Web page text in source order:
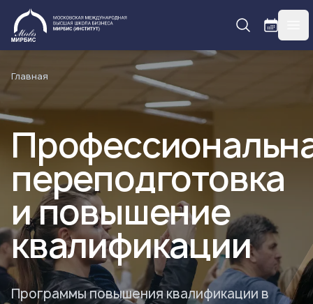
МИРБИС
Главная
переподготовка
и повышение
квалификации
Программы повышения квалификации в